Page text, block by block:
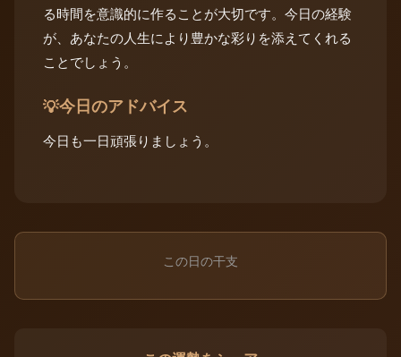
る時間を意識的に作ることが大切です。今日の経験
が、あなたの人生により豊かな彩りを添えてくれる
ことでしょう。
💡今日のアドバイス
今日も一日頑張りましょう。
この日の干支